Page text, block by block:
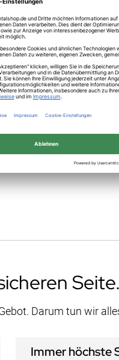
Seite.
Darum tun wir
Immer höchste